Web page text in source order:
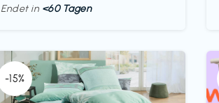
Endet in <60 Tagen
-15%